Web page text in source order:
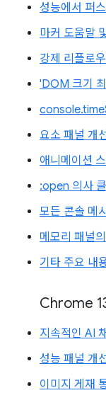
성능에서 퍼
마커 도움말
강제 리플로
'DOM 크기
요소 패널 개
애니메이션
:open 의사
모든 콘솔 메
메모리 패널
기타 주요 내
Chrome
지속적인 AI
성능 패널 개
이미지 게재